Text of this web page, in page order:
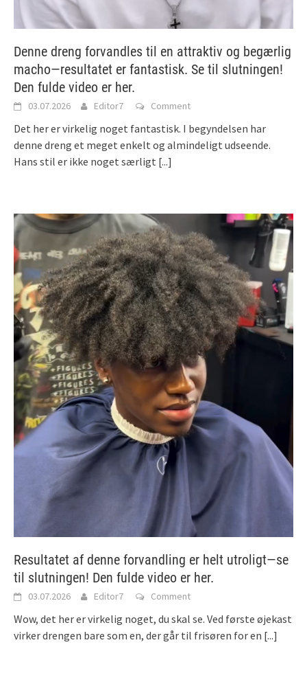
Denne dreng forvandles til en attraktiv og begærlig
macho—resultatet er fantastisk. Se til slutningen!
Den fulde video er her.
03.07.2026 Editor7 Comment
Det her er virkelig noget fantastisk. I begyndelsen har
denne dreng et meget enkelt og almindeligt udseende.
Hans stil er ikke noget særligt [...]
Resultatet af denne forvandling er helt utroligt—se
til slutningen! Den fulde video er her.
03.07.2026 Editor7 Comment
Wow, det her er virkelig noget, du skal se. Ved første øjekast
virker drengen bare som en, der går til frisøren for en [...]